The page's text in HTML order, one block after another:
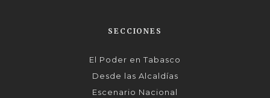
SECCIONES
El Poder en Tabasco
Desde las Alcaldías
Escenario Nacional